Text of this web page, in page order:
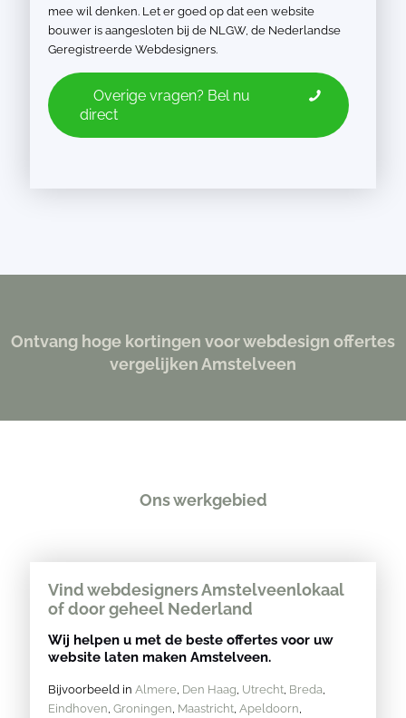
mee wil denken. Let er goed op dat een website
bouwer is aangesloten bij de NLGW, de Nederlandse
Geregistreerde Webdesigners.
Overige vragen? Bel nu
direct
Ontvang hoge kortingen voor webdesign offertes
vergelijken Amstelveen
Ons werkgebied
Vind webdesigners Amstelveenlokaal
of door geheel Nederland
Wij helpen u met de beste offertes voor uw
website laten maken Amstelveen.
Bijvoorbeeld in Almere, Den Haag, Utrecht, Breda,
Eindhoven, Groningen, Maastricht, Apeldoorn,